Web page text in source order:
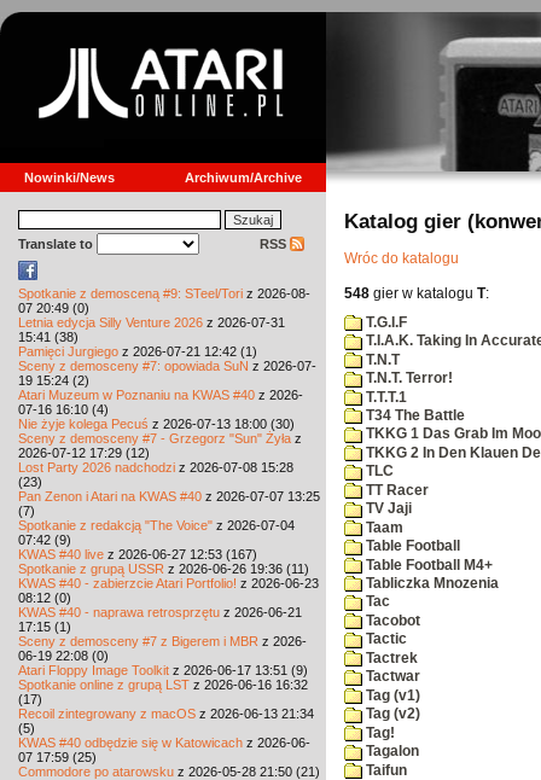
Nowinki/News Archiwum/Archive
Translate to RSS
Spotkanie z demosceną #9: STeel/Tori z 2026-08-
07 20:49 (0)
Letnia edycja Silly Venture 2026 z 2026-07-31
15:41 (38)
Pamięci Jurgiego z 2026-07-21 12:42 (1)
Sceny z demosceny #7: opowiada SuN z 2026-07-
19 15:24 (2)
Atari Muzeum w Poznaniu na KWAS #40 z 2026-
07-16 16:10 (4)
Nie żyje kolega Pecuś z 2026-07-13 18:00 (30)
Sceny z demosceny #7 - Grzegorz "Sun" Żyła z
2026-07-12 17:29 (12)
Lost Party 2026 nadchodzi z 2026-07-08 15:28
(23)
Pan Zenon i Atari na KWAS #40 z 2026-07-07 13:25
(7)
Spotkanie z redakcją "The Voice" z 2026-07-04
07:42 (9)
KWAS #40 live z 2026-06-27 12:53 (167)
Spotkanie z grupą USSR z 2026-06-26 19:36 (11)
KWAS #40 - zabierzcie Atari Portfolio! z 2026-06-23
08:12 (0)
KWAS #40 - naprawa retrosprzętu z 2026-06-21
17:15 (1)
Sceny z demosceny #7 z Bigerem i MBR z 2026-
06-19 22:08 (0)
Atari Floppy Image Toolkit z 2026-06-17 13:51 (9)
Spotkanie online z grupą LST z 2026-06-16 16:32
(17)
Recoil zintegrowany z macOS z 2026-06-13 21:34
(5)
KWAS #40 odbędzie się w Katowicach z 2026-06-
07 17:59 (25)
Commodore po atarowsku z 2026-05-28 21:50 (21)
Katalog gier
Wróc do katalogu
548 gier w katalogu T:
T.G.I.F
T.I.A.K. Taking In
T.N.T
T.N.T. Terror!
T.T.T.1
T34 The Battle
TKKG 1 Das Grab Im
TKKG 2 In Den Klauen
TLC
TT Racer
TV Jaji
Taam
Table Football
Table Football M4+
Tabliczka Mnozenia
Tac
Tacobot
Tactic
Tactrek
Tactwar
Tag (v1)
Tag (v2)
Tag!
Tagalon
Taifun